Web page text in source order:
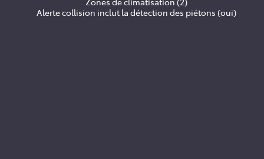
Alerte collision inclut la détection des piétons (oui)